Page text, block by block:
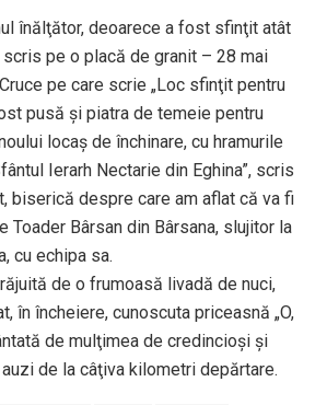
înălţător, deoarece a fost sfinţit atât
pe o placă de granit – 28 mai
pe care scrie „Loc sfinţit pentru
pusă şi piatra de temeie pentru
locaş de închinare, cu hramurile
Ierarh Nectarie din Eghina”, scris
biserică despre care am aflat că va fi
Toader Bârsan din Bârsana, slujitor la
cu echipa sa.
de o frumoasă livadă de nuci,
în încheiere, cunoscuta priceasnă „O,
de mulţimea de credincioşi şi
de la câţiva kilometri depărtare.